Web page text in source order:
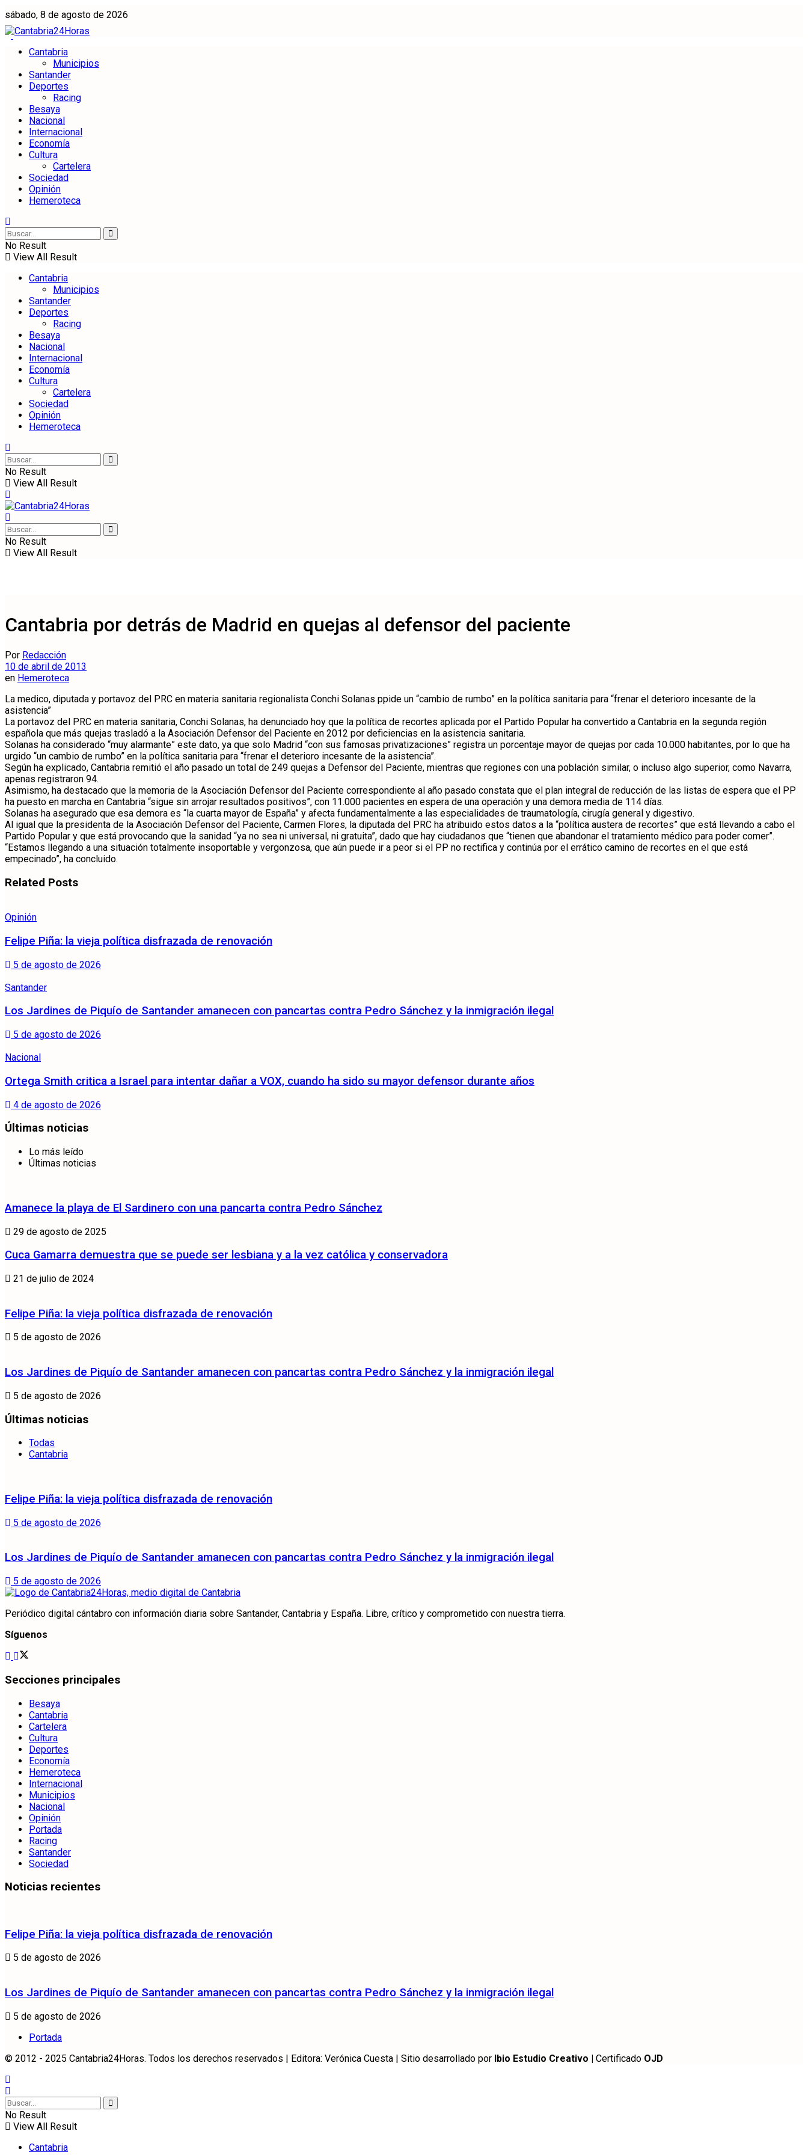
sábado, 8 de agosto de 2026
Cantabria
Municipios
Santander
Deportes
Racing
Besaya
Nacional
Internacional
Economía
Cultura
Cartelera
Sociedad
Opinión
Hemeroteca
No Result
View All Result
Cantabria
Municipios
Santander
Deportes
Racing
Besaya
Nacional
Internacional
Economía
Cultura
Cartelera
Sociedad
Opinión
Hemeroteca
No Result
View All Result
No Result
View All Result
Cantabria por detrás de Madrid en quejas al defensor del paciente
Por Redacción
10 de abril de 2013
en Hemeroteca
La medico, diputada y portavoz del PRC en materia sanitaria regionalista Conchi Solanas ppide un “cambio de rumbo” en la política sanitaria para “frenar el deterioro incesante de la
asistencia”
La portavoz del PRC en materia sanitaria, Conchi Solanas, ha denunciado hoy que la política de recortes aplicada por el Partido Popular ha convertido a Cantabria en la segunda región
española que más quejas trasladó a la Asociación Defensor del Paciente en 2012 por deficiencias en la asistencia sanitaria.
Solanas ha considerado “muy alarmante” este dato, ya que solo Madrid “con sus famosas privatizaciones” registra un porcentaje mayor de quejas por cada 10.000 habitantes, por lo que ha
urgido “un cambio de rumbo” en la política sanitaria para “frenar el deterioro incesante de la asistencia”.
Según ha explicado, Cantabria remitió el año pasado un total de 249 quejas a Defensor del Paciente, mientras que regiones con una población similar, o incluso algo superior, como Navarra,
apenas registraron 94.
Asimismo, ha destacado que la memoria de la Asociación Defensor del Paciente correspondiente al año pasado constata que el plan integral de reducción de las listas de espera que el PP
ha puesto en marcha en Cantabria “sigue sin arrojar resultados positivos”, con 11.000 pacientes en espera de una operación y una demora media de 114 días.
Solanas ha asegurado que esa demora es “la cuarta mayor de España” y afecta fundamentalmente a las especialidades de traumatología, cirugía general y digestivo.
Al igual que la presidenta de la Asociación Defensor del Paciente, Carmen Flores, la diputada del PRC ha atribuido estos datos a la “política austera de recortes” que está llevando a cabo el
Partido Popular y que está provocando que la sanidad “ya no sea ni universal, ni gratuita”, dado que hay ciudadanos que “tienen que abandonar el tratamiento médico para poder comer”.
“Estamos llegando a una situación totalmente insoportable y vergonzosa, que aún puede ir a peor si el PP no rectifica y continúa por el errático camino de recortes en el que está
empecinado”, ha concluido.
Related Posts
Opinión
Felipe Piña: la vieja política disfrazada de renovación
5 de agosto de 2026
Santander
Los Jardines de Piquío de Santander amanecen con pancartas contra Pedro Sánchez y la inmigración ilegal
5 de agosto de 2026
Nacional
Ortega Smith critica a Israel para intentar dañar a VOX, cuando ha sido su mayor defensor durante años
4 de agosto de 2026
Últimas noticias
Lo más leído
Últimas noticias
Amanece la playa de El Sardinero con una pancarta contra Pedro Sánchez
29 de agosto de 2025
Cuca Gamarra demuestra que se puede ser lesbiana y a la vez católica y conservadora
21 de julio de 2024
Felipe Piña: la vieja política disfrazada de renovación
5 de agosto de 2026
Los Jardines de Piquío de Santander amanecen con pancartas contra Pedro Sánchez y la inmigración ilegal
5 de agosto de 2026
Últimas noticias
Todas
Cantabria
Felipe Piña: la vieja política disfrazada de renovación
5 de agosto de 2026
Los Jardines de Piquío de Santander amanecen con pancartas contra Pedro Sánchez y la inmigración ilegal
5 de agosto de 2026
Periódico digital cántabro con información diaria sobre Santander, Cantabria y España. Libre, crítico y comprometido con nuestra tierra.
Síguenos
Secciones principales
Besaya
Cantabria
Cartelera
Cultura
Deportes
Economía
Hemeroteca
Internacional
Municipios
Nacional
Opinión
Portada
Racing
Santander
Sociedad
Noticias recientes
Felipe Piña: la vieja política disfrazada de renovación
5 de agosto de 2026
Los Jardines de Piquío de Santander amanecen con pancartas contra Pedro Sánchez y la inmigración ilegal
5 de agosto de 2026
Portada
© 2012 - 2025 Cantabria24Horas. Todos los derechos reservados | Editora: Verónica Cuesta | Sitio desarrollado por Ibio Estudio Creativo | Certificado OJD
No Result
View All Result
Cantabria